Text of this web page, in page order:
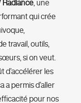
Radiance, une
qui crée
travail, outils,
si on veut.
d’accélérer les
a permis d’aller
pour nos